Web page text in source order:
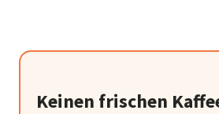
Keinen frischen